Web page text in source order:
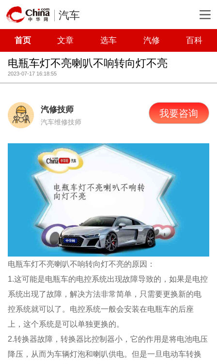
汽车
首页 文章 选车 汽修 百科
电瓶车灯不亮喇叭不响转向灯不亮
2023-07-17 16:18:55
汽修技师
汽车维修技师
我要咨询
电瓶车灯不亮喇叭不响转向灯不亮的原因：
1.这可能是电瓶车的电控系统出现故障导致的，如果是电控
系统出现了故障，解决方法非常简单，只需要更换新的电
控系统就可以了。电控系统一般会安装在电瓶车的后座
上，这个系统是可以单独更换的。
2.转换器故障，转换器比控制器小，它的作用是将电池电压
降压，从而为车辆灯泡和喇叭供电。但是一旦电动车转换